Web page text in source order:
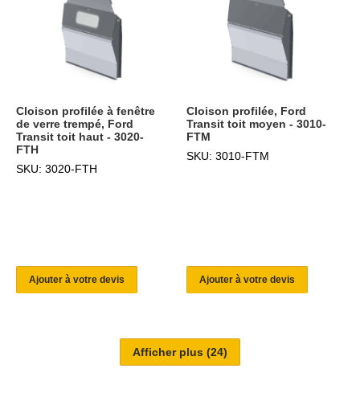
Cloison profilée à fenêtre
de verre trempé, Ford
Transit toit haut - 3020-
FTH
SKU: 3020-FTH
Ajouter à votre devis
Cloison profilée, Ford
Transit toit moyen - 3010-
FTM
SKU: 3010-FTM
Ajouter à votre devis